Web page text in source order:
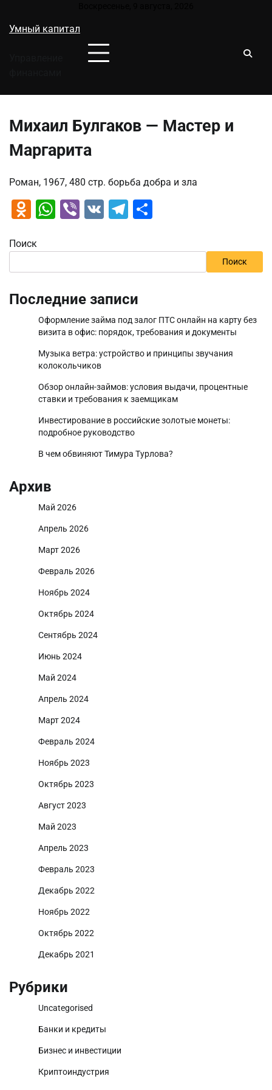
содержимому
Умный капитал
Михаил Булгаков — Мастер и
Маргарита
Роман, 1967, 480 стр. борьба добра и зла
Odnoklassniki
WhatsApp
Viber
VK Telegram
Поиск
Поиск
Последние записи
Оформление займа под залог ПТС онлайн на карту без
визита в офис: порядок, требования и документы
Музыка ветра: устройство и принципы звучания
колокольчиков
Обзор онлайн-займов: условия выдачи, процентные
ставки и требования к заемщикам
Инвестирование в российские золотые монеты:
подробное руководство
В чем обвиняют Тимура Турлова?
Архив
Май 2026
Апрель 2026
Март 2026
Февраль 2026
Ноябрь 2024
Октябрь 2024
Сентябрь 2024
Июнь 2024
Май 2024
Апрель 2024
Март 2024
Февраль 2024
Ноябрь 2023
Октябрь 2023
Август 2023
Май 2023
Апрель 2023
Февраль 2023
Декабрь 2022
Ноябрь 2022
Октябрь 2022
Декабрь 2021
Рубрики
Uncategorised
Банки и кредиты
Бизнес и инвестиции
Криптоиндустрия